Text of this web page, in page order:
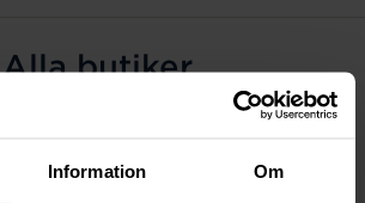
Information Om
Alla butiker